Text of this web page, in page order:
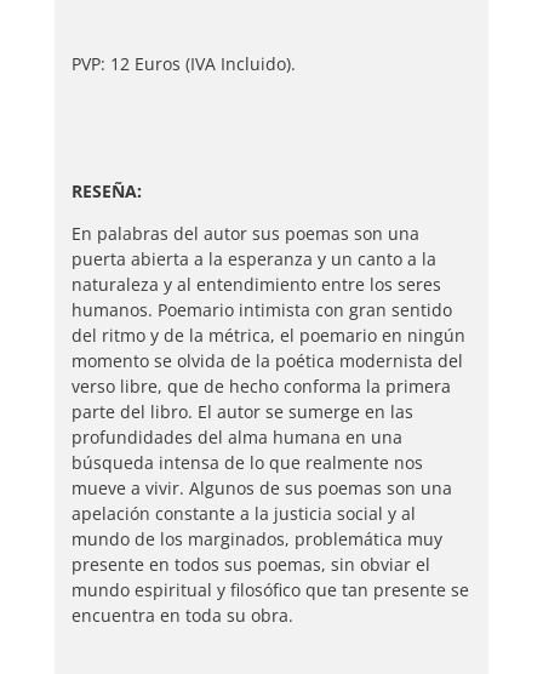
PVP: 12 Euros (IVA Incluido).
RESEÑA:
En palabras del autor sus poemas son una
puerta abierta a la esperanza y un canto a la
naturaleza y al entendimiento entre los seres
humanos. Poemario intimista con gran sentido
del ritmo y de la métrica, el poemario en ningún
momento se olvida de la poética modernista del
verso libre, que de hecho conforma la primera
parte del libro. El autor se sumerge en las
profundidades del alma humana en una
búsqueda intensa de lo que realmente nos
mueve a vivir. Algunos de sus poemas son una
apelación constante a la justicia social y al
mundo de los marginados, problemática muy
presente en todos sus poemas, sin obviar el
mundo espiritual y filosófico que tan presente se
encuentra en toda su obra.